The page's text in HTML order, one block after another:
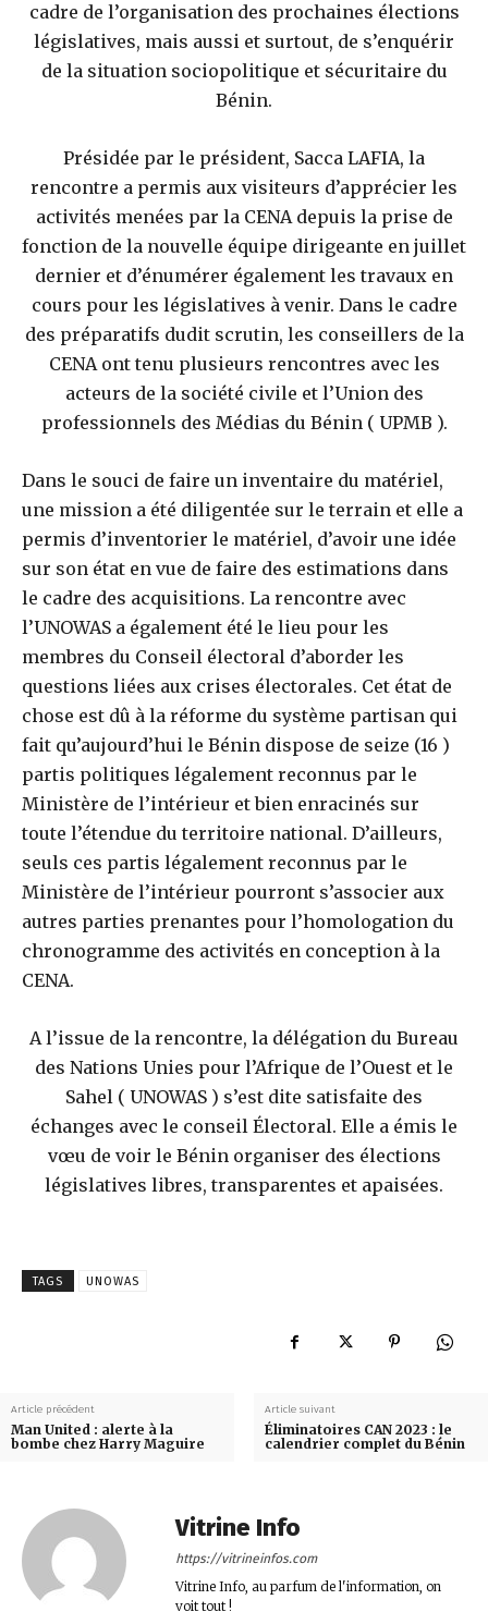
cadre de l’organisation des prochaines élections
législatives, mais aussi et surtout, de s’enquérir
de la situation sociopolitique et sécuritaire du
Bénin.
Présidée par le président, Sacca LAFIA, la
rencontre a permis aux visiteurs d’apprécier les
activités menées par la CENA depuis la prise de
fonction de la nouvelle équipe dirigeante en juillet
dernier et d’énumérer également les travaux en
cours pour les législatives à venir. Dans le cadre
des préparatifs dudit scrutin, les conseillers de la
CENA ont tenu plusieurs rencontres avec les
acteurs de la société civile et l’Union des
professionnels des Médias du Bénin ( UPMB ).
Dans le souci de faire un inventaire du matériel,
une mission a été diligentée sur le terrain et elle a
permis d’inventorier le matériel, d’avoir une idée
sur son état en vue de faire des estimations dans
le cadre des acquisitions. La rencontre avec
l’UNOWAS a également été le lieu pour les
membres du Conseil électoral d’aborder les
questions liées aux crises électorales. Cet état de
chose est dû à la réforme du système partisan qui
fait qu’aujourd’hui le Bénin dispose de seize (16 )
partis politiques légalement reconnus par le
Ministère de l’intérieur et bien enracinés sur
toute l’étendue du territoire national. D’ailleurs,
seuls ces partis légalement reconnus par le
Ministère de l’intérieur pourront s’associer aux
autres parties prenantes pour l’homologation du
chronogramme des activités en conception à la
CENA.
A l’issue de la rencontre, la délégation du Bureau
des Nations Unies pour l’Afrique de l’Ouest et le
Sahel ( UNOWAS ) s’est dite satisfaite des
échanges avec le conseil Électoral. Elle a émis le
vœu de voir le Bénin organiser des élections
législatives libres, transparentes et apaisées.
TAGS UNOWAS
Article précédent
Man United : alerte à la
bombe chez Harry Maguire
Article suivant
Éliminatoires CAN 2023 : le
calendrier complet du Bénin
Vitrine Info
https://vitrineinfos.com
Vitrine Info, au parfum de l'information, on
voit tout !